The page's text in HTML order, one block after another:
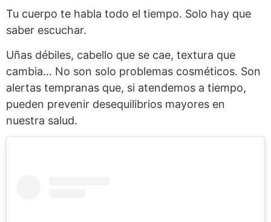
Tu cuerpo te habla todo el tiempo. Solo hay que
saber escuchar.
Uñas débiles, cabello que se cae, textura que
cambia… No son solo problemas cosméticos. Son
alertas tempranas que, si atendemos a tiempo,
pueden prevenir desequilibrios mayores en
nuestra salud.